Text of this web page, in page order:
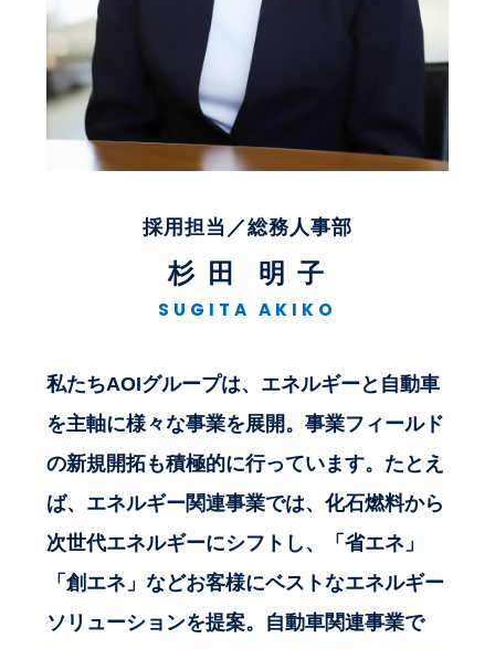
私たちAOIグループは、エネルギーと自動車
を主軸に様々な事業を展開。事業フィールド
の新規開拓も積極的に行っています。たとえ
ば、エネルギー関連事業では、化石燃料から
次世代エネルギーにシフトし、「省エネ」
「創エネ」などお客様にベストなエネルギー
ソリューションを提案。自動車関連事業で
採用担当／総務人事部
杉 田 明 子
SUGITA AKIKO